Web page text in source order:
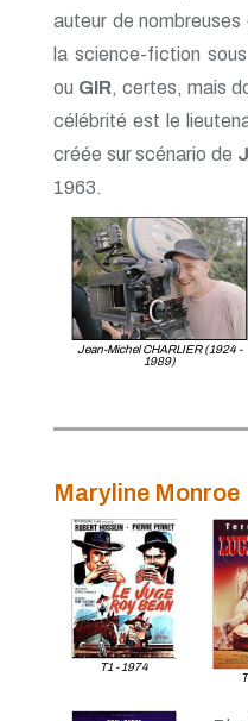
auteur de
la science-fiction
ou GIR, certes, mais
célébrité est le
créée sur scénario de
1963.
Jean-Michel CHARLIER (1924 -
1989)
Maryline Monroe
T1 - 1974